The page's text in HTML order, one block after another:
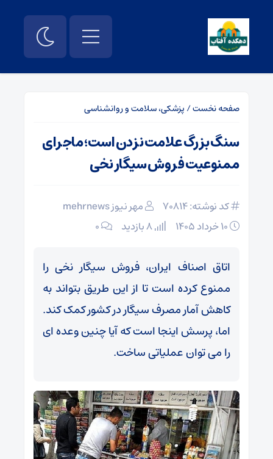
صفحه نخست/ پزشکی، سلامت و روانشناسی
سنگ بزرگ علامت نزدن است؛ ماجرای
ممنوعیت فروش سیگار نخی
کد نوشته: 70814
مهر نیوز mehrnews
۰
اتاق اصناف ایران، فروش سیگار نخی را
ممنوع کرده است تا از این طریق بتواند به
کاهش آمار مصرف سیگار در کشور کمک کند.
اما، پرسش اینجا است که آیا چنین وعده ای
را می توان عملیاتی ساخت.